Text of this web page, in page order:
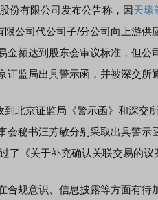
有限公司发布公告称，因天壕
限公司代公司子/分公司向上游供
金额达到股东会审议标准，但公
监局出具警示函，并被深交所
北京证监局《警示函》和深交
会秘书汪芳敏分别采取出具警示
了《关于补充确认关联交易的议
规意识、信息披露等方面有待加